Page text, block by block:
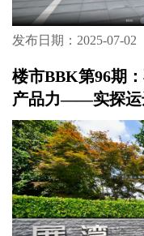
发布日期：2025-07-02
楼市BBK第96期
产品力——实探运